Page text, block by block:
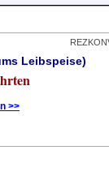
Leibspeise)
>>